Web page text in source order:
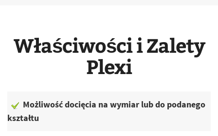
Właściwości i Zalety
Plexi
Możliwość docięcia na wymiar lub do podanego
kształtu